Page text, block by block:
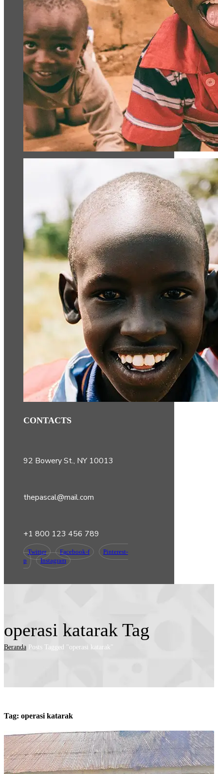
CONTACTS
92 Bowery St., NY 10013
thepascal@mail.com
+1 800 123 456 789
Twitter Facebook-f
Pinterest-
p
Instagram
operasi katarak Tag
Beranda Posts Tagged "operasi katarak"
Tag: operasi katarak